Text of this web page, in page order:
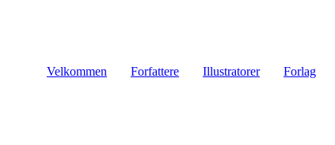
Velkommen Forfattere Illustratorer Forlag